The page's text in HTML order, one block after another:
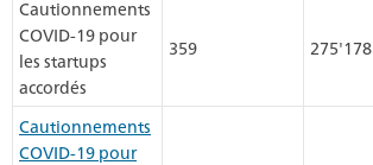
Cautionnements
COVID-19 pour
les startups
accordés
359 275'178
Cautionnements
COVID-19 pour